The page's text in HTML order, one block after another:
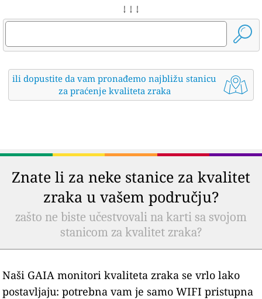
↓ ↓ ↓
ili dopustite da vam pronađemo najbližu stanicu
za praćenje kvaliteta zraka
Znate li za neke stanice za kvalitet
zraka u vašem području?
zašto ne biste učestvovali na karti sa svojom
stanicom za kvalitet zraka?
Naši GAIA monitori kvaliteta zraka se vrlo lako
postavljaju: potrebna vam je samo WIFI pristupna